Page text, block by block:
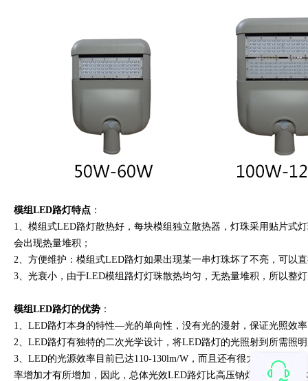
模组 LED路灯特点 ：
1、模组式LED路灯散热好，每块模组独立散热器，灯珠采用贴片式
会出现热量堆积；
2、方便维护：模组式LED路灯如果出现某一串灯珠坏了不亮，可以
3、光衰小，由于LED模组路灯灯珠散热均匀，无热量堆积，所以整
模组LED路灯的优势 ：
1、LED路灯本身的特性—光的单向性，没有光的漫射，保证光照效
2、LED路灯有独特的二次光学设计，将LED路灯的光照射到所需照
3、LED的光源效率目前已达110-130lm/W，而且还有很大的发展空
率增加才有所增加，因此，总体光效LED路灯比高压钠灯强;(这个总